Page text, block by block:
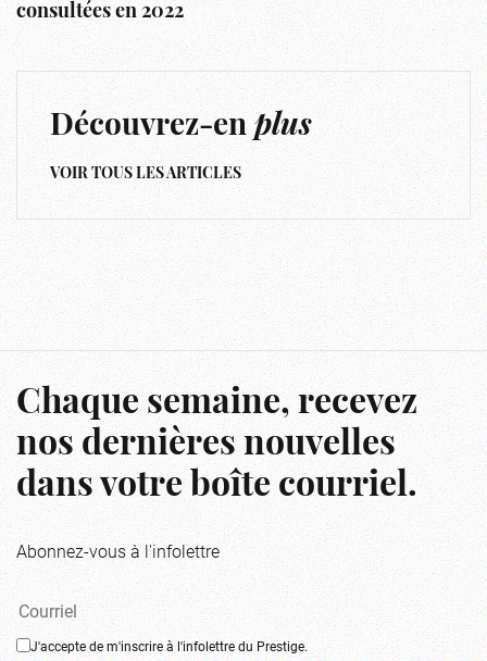
consultées en 2022
Découvrez-enplus
VOIR TOUS LES ARTICLES
Chaque semaine, recevez
nos dernières nouvelles
dans votre boîte courriel.
Abonnez-vous à l'infolettre
J'accepte de m'inscrire à l'infolettre du Prestige.